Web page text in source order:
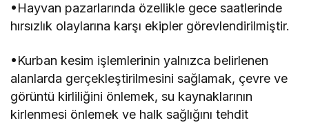
•Hayvan pazarlarında özellikle gece saatlerinde
hırsızlık olaylarına karşı ekipler görevlendirilmiştir.
•Kurban kesim işlemlerinin yalnızca belirlenen
alanlarda gerçekleştirilmesini sağlamak, çevre ve
görüntü kirliliğini önlemek, su kaynaklarının
kirlenmesi önlemek ve halk sağlığını tehdit